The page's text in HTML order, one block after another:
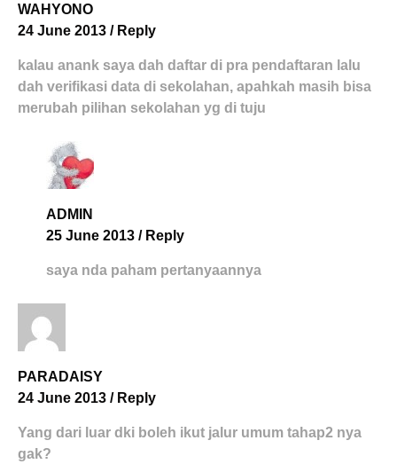
WAHYONO
24 June 2013 / Reply
kalau anank saya dah daftar di pra pendaftaran lalu
dah verifikasi data di sekolahan, apahkah masih bisa
merubah pilihan sekolahan yg di tuju
ADMIN
25 June 2013 / Reply
saya nda paham pertanyaannya
PARADAISY
24 June 2013 / Reply
Yang dari luar dki boleh ikut jalur umum tahap2 nya
gak?